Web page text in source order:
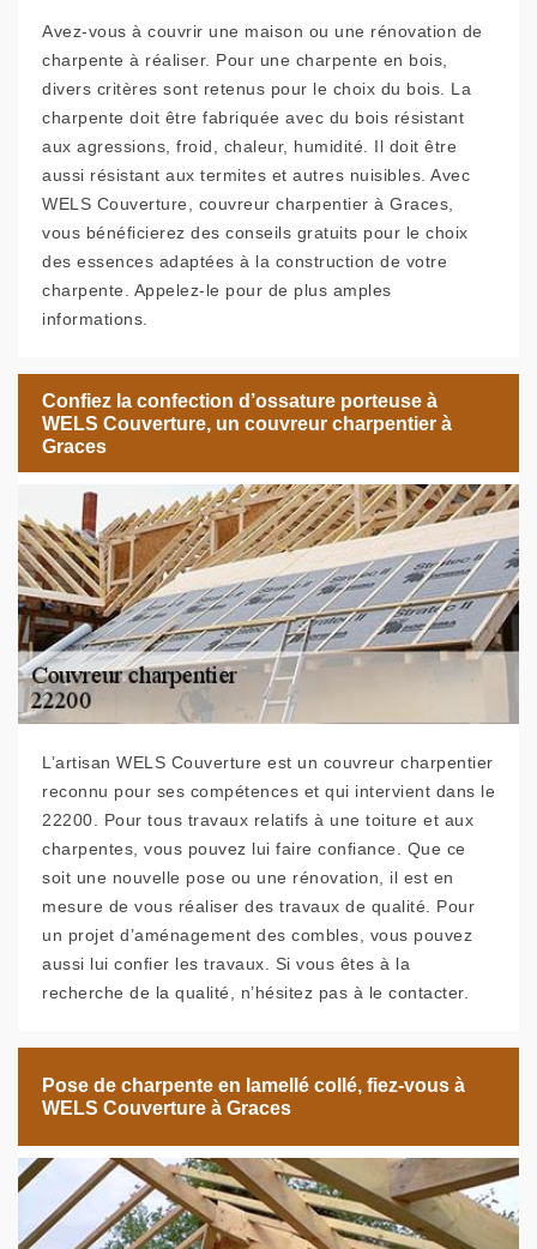
Avez-vous à couvrir une maison ou une rénovation de
charpente à réaliser. Pour une charpente en bois,
divers critères sont retenus pour le choix du bois. La
charpente doit être fabriquée avec du bois résistant
aux agressions, froid, chaleur, humidité. Il doit être
aussi résistant aux termites et autres nuisibles. Avec
WELS Couverture, couvreur charpentier à Graces,
vous bénéficierez des conseils gratuits pour le choix
des essences adaptées à la construction de votre
charpente. Appelez-le pour de plus amples
informations.
Confiez la confection d’ossature porteuse à
WELS Couverture, un couvreur charpentier à
Graces
L’artisan WELS Couverture est un couvreur charpentier
reconnu pour ses compétences et qui intervient dans le
22200. Pour tous travaux relatifs à une toiture et aux
charpentes, vous pouvez lui faire confiance. Que ce
soit une nouvelle pose ou une rénovation, il est en
mesure de vous réaliser des travaux de qualité. Pour
un projet d’aménagement des combles, vous pouvez
aussi lui confier les travaux. Si vous êtes à la
recherche de la qualité, n’hésitez pas à le contacter.
Pose de charpente en lamellé collé, fiez-vous à
WELS Couverture à Graces